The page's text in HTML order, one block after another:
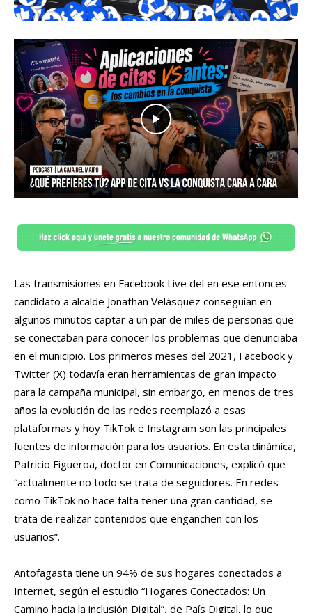
Las transmisiones en Facebook Live del en ese entonces
candidato a alcalde Jonathan Velásquez conseguían en
algunos minutos captar a un par de miles de personas que
se conectaban para conocer los problemas que denunciaba
en el municipio. Los primeros meses del 2021, Facebook y
Twitter (X) todavía eran herramientas de gran impacto
para la campaña municipal, sin embargo, en menos de tres
años la evolución de las redes reemplazó a esas
plataformas y hoy TikTok e Instagram son las principales
fuentes de información para los usuarios. En esta dinámica,
Patricio Figueroa, doctor en Comunicaciones, explicó que
“actualmente no todo se trata de seguidores. En redes
como TikTok no hace falta tener una gran cantidad, se
trata de realizar contenidos que enganchen con los
usuarios”.
Antofagasta tiene un 94% de sus hogares conectados a
Internet, según el estudio “Hogares Conectados: Un
Camino hacia la inclusión Digital”, de País Digital, lo que